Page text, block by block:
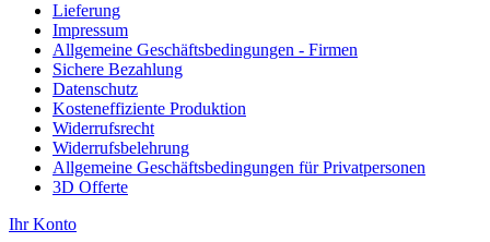
Lieferung
Impressum
Allgemeine Geschäftsbedingungen - Firmen
Sichere Bezahlung
Datenschutz
Kosteneffiziente Produktion
Widerrufsrecht
Widerrufsbelehrung
Allgemeine Geschäftsbedingungen für Privatpersonen
3D Offerte
Ihr Konto